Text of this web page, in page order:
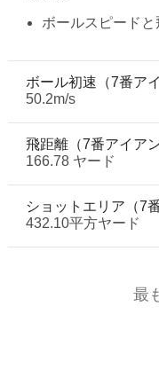
ボールスピード
ボール初速（7番ア
50.2m/s
飛距離（7番アイアン
166.78 ヤード
ショットエリア（7
432.10平方ヤード
最